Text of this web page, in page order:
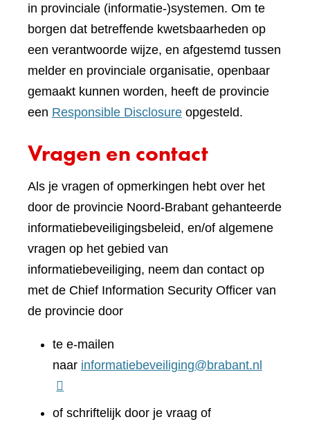
in provinciale (informatie-)systemen. Om te
borgen dat betreffende kwetsbaarheden op
een verantwoorde wijze, en afgestemd tussen
melder en provinciale organisatie, openbaar
gemaakt kunnen worden, heeft de provincie
een Responsible Disclosure opgesteld.
Vragen en contact
Als je vragen of opmerkingen hebt over het
door de provincie Noord-Brabant gehanteerde
informatiebeveiligingsbeleid, en/of algemene
vragen op het gebied van
informatiebeveiliging, neem dan contact op
met de Chief Information Security Officer van
de provincie door
te e-mailen
naar informatiebeveiliging@brabant.nl
of schriftelijk door je vraag of